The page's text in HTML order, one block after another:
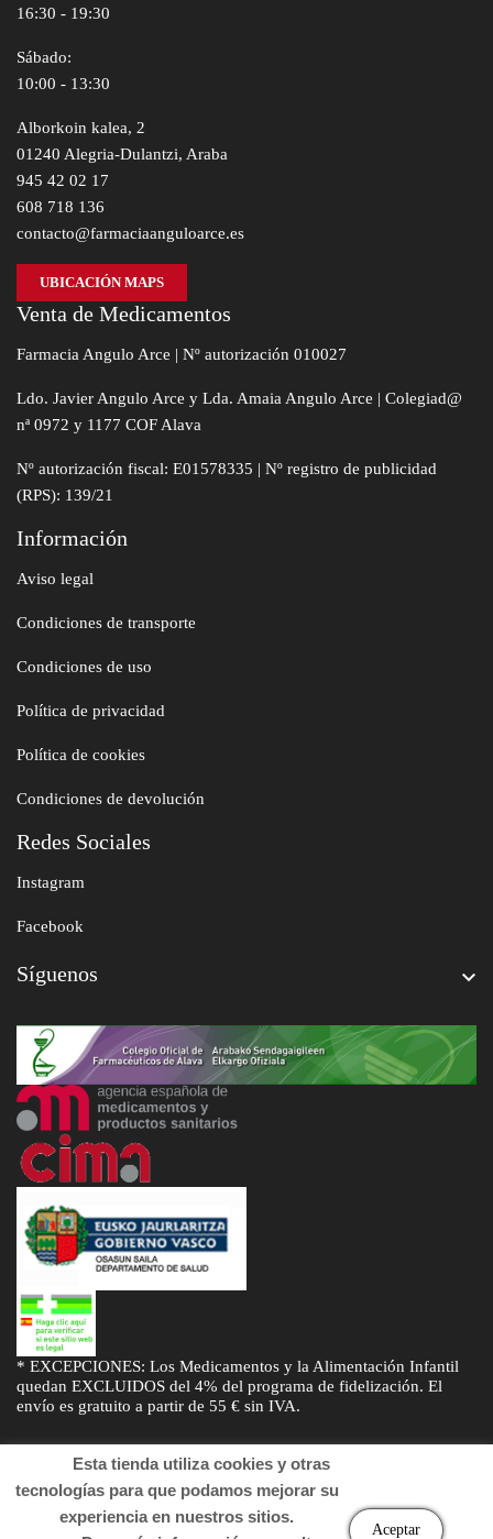
16:30 - 19:30
Sábado:
10:00 - 13:30
Alborkoin kalea, 2
01240 Alegria-Dulantzi, Araba
945 42 02 17
608 718 136
contacto@farmaciaanguloarce.es
UBICACIÓN MAPS
Venta de Medicamentos
Farmacia Angulo Arce | Nº autorización 010027
Ldo. Javier Angulo Arce y Lda. Amaia Angulo Arce | Colegiad@
nª 0972 y 1177 COF Alava
Nº autorización fiscal: E01578335 | Nº registro de publicidad
(RPS): 139/21
Información
Aviso legal
Condiciones de transporte
Condiciones de uso
Política de privacidad
Política de cookies
Condiciones de devolución
Redes Sociales
Instagram
Facebook
Síguenos 
* EXCEPCIONES: Los Medicamentos y la Alimentación Infantil
quedan EXCLUIDOS del 4% del programa de fidelización. El
envío es gratuito a partir de 55 € sin IVA.
Esta tienda utiliza cookies y otras
tecnologías para que podamos mejorar su
experiencia en nuestros sitios.
Aceptar
© Desarrollado porSogifaryDTD Soluciones
. Derechos de autor